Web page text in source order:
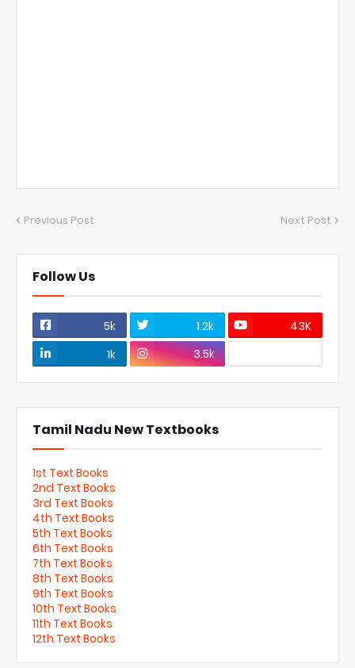
Previous Post Next Post
Follow Us
5k 1.2k
43K
1k
3.5k
Tamil Nadu New Textbooks
1st Text Books
2nd Text Books
3rd Text Books
4th Text Books
5th Text Books
6th Text Books
7th Text Books
8th Text Books
9th Text Books
10th Text Books
11th Text Books
12th Text Books